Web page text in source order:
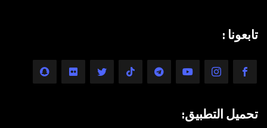
تابعونا :
تحميل التطبيق: